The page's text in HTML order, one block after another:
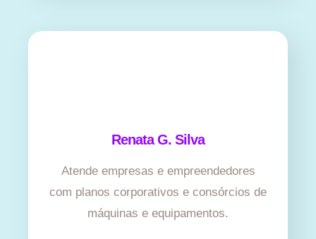
Renata G. Silva
Atende empresas e empreendedores
com planos corporativos e consórcios de
máquinas e equipamentos.